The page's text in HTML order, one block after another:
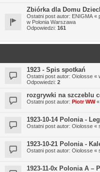
Zbiórka dla Domu
Ostatni post autor: ENIGMA «
w Polonia Warszawa
Odpowiedzi: 161
1923 - Spis spotkań
Ostatni post autor: Oiolosse «
Odpowiedzi: 2
rozgrywki na szczeblu
Ostatni post autor: Piotr WW«
1923-10-14 Polonia -
Ostatni post autor: Oiolosse «
1923-10-21 Polonia -
Ostatni post autor: Oiolosse «
1923-11-0x Polonia A –